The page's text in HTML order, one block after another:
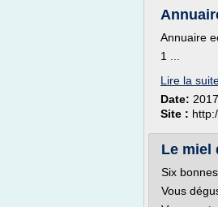
Annuaire
1 ...
Lire la
Date:
Site :
Le miel
Six
Vous